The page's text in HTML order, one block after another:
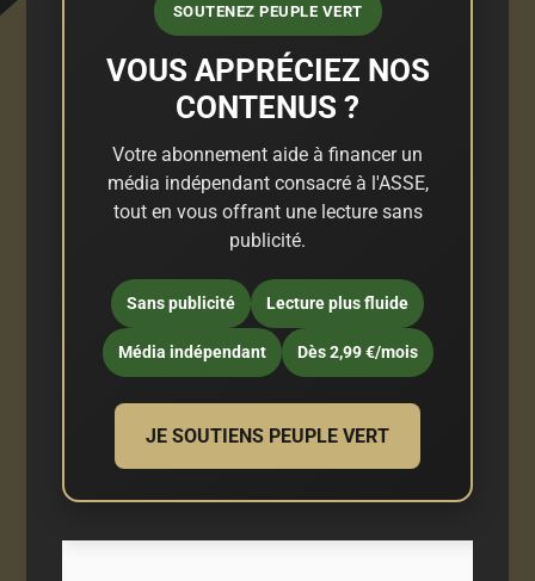
SOUTENEZ PEUPLE VERT
VOUS APPRÉCIEZ NOS
CONTENUS ?
Votre abonnement aide à financer un
média indépendant consacré à l'ASSE,
tout en vous offrant une lecture sans
publicité.
Sans publicité Lecture plus fluide
Média indépendant Dès 2,99 €/mois
JE SOUTIENS PEUPLE VERT